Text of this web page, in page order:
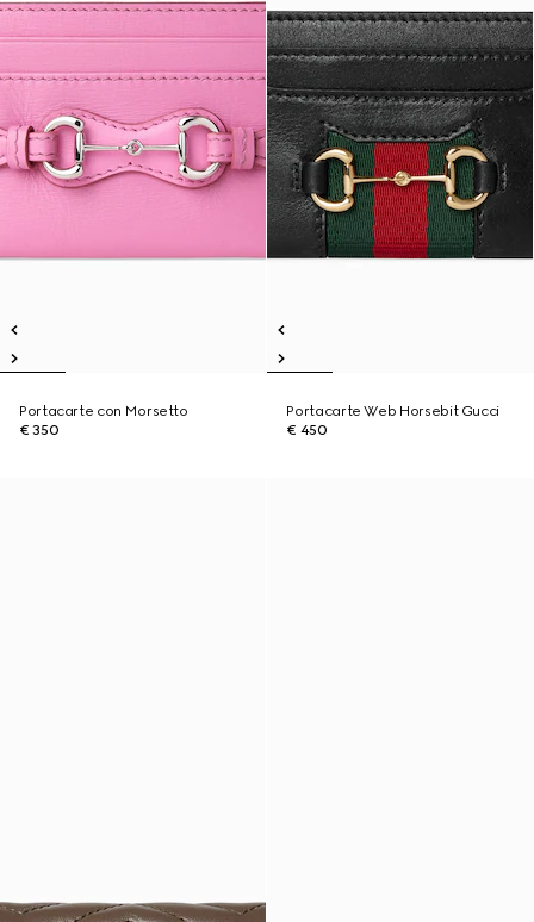
Portacarte con Morsetto
€ 350
Portacarte Web Horsebit Gucci
€ 450